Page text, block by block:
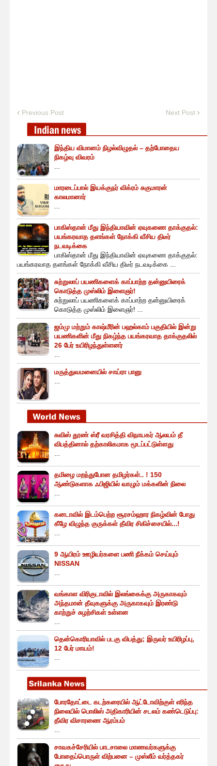
Previous Post Next Post
இந்திய விமானம் நிழல்விழுதல் – தற்போதைய
நிகழ்வு விவரம்
மாரடைப்பால் இயக்குநர் விக்ரம் சுகுமாரன்
காலமானார்
பாகிஸ்தான் மீது இந்தியாவின் ஏவுகணை தாக்குதல்:
பயங்கரவாத தளங்கள் நோக்கி வீசிய திடீர்
நடவடிக்கை
பாகிஸ்தான் மீது இந்தியாவின் ஏவுகணை தாக்குதல்:
பயங்கரவாத தளங்கள் நோக்கி வீசிய திடீர் நடவடிக்கை ...
சுற்றுலாப் பயணிகளைக் காப்பாற்ற தன்னுயிரைக்
கொடுத்த முஸ்லிம் இளைஞர்!
சுற்றுலாப் பயணிகளைக் காப்பாற்ற தன்னுயிரைக்
கொடுத்த முஸ்லிம் இளைஞர்! ...
ஜம்மு மற்றும் காஷ்மீரின் பஹல்காம் பகுதியில் இன்று
பயணிகளின் மீது நிகழ்ந்த பயங்கரவாத தாக்குதலில்
26 பேர் உயிரிழந்துள்ளனர்
மருத்துவமனையில் சாய்ரா பானு
சுவிஸ் தூண் ஸ்ரீ வரசித்தி விநாயகர் ஆலயம் தீ
விபத்தினால் தற்காலிகமாக மூடப்பட்டுள்ளது
தமிழை மறந்துபோன தமிழர்கள்.. ! 150
ஆண்டுகளாக ஃபிஜியில் வாழும் மக்களின் நிலை
கனடாவில் இடம்பெற்ற சூரசம்ஹார நிகழ்வின் போது
கீழே விழுந்த குருக்கள் தீவிர சிகிச்சையில்...!
9 ஆயிரம் ஊழியர்களை பணி நீக்கம் செய்யும்
NISSAN
வங்காள விரிகுடாவில் இலங்கைக்கு அருகாகவும்
அந்தமான் தீவுகளுக்கு அருகாகவும் இரண்டு
காற்றுச் சுழற்சிகள் உள்ளன
தென்கொரியாவில் படகு விபத்து; இருவர் உயிரிழப்பு,
12 பேர் மாயம்!
போரதோட்டை கடற்கரையில் ஆட்டோவிற்குள் எரிந்த
நிலையில் பொலிஸ் அதிகாரியின் சடலம் கண்டெடுப்பு:
தீவிர விசாரணை ஆரம்பம்
சாவகச்சேரியில் பாடசாலை மாணவர்களுக்கு
போதைப்பொருள் விற்பனை – முஸ்லீம் வர்த்தகர்